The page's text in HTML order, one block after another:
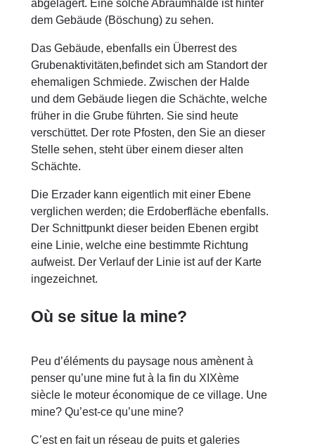
abgelagert. Eine solche Abraumhalde ist hinter
dem Gebäude (Böschung) zu sehen.
Das Gebäude, ebenfalls ein Überrest des
Grubenaktivitäten,befindet sich am Standort der
ehemaligen Schmiede. Zwischen der Halde
und dem Gebäude liegen die Schächte, welche
früher in die Grube führten. Sie sind heute
verschüttet. Der rote Pfosten, den Sie an dieser
Stelle sehen, steht über einem dieser alten
Schächte.
Die Erzader kann eigentlich mit einer Ebene
verglichen werden; die Erdoberfläche ebenfalls.
Der Schnittpunkt dieser beiden Ebenen ergibt
eine Linie, welche eine bestimmte Richtung
aufweist. Der Verlauf der Linie ist auf der Karte
ingezeichnet.
Où se situe la mine?
Peu d’éléments du paysage nous amènent à
penser qu’une mine fut à la fin du XIXème
siècle le moteur économique de ce village. Une
mine? Qu’est-ce qu’une mine?
C’est en fait un réseau de puits et galeries